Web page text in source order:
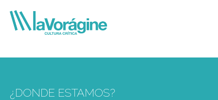
¿DONDE ESTAMOS?